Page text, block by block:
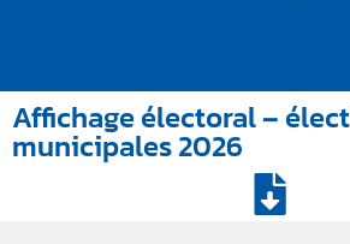
Affichage électoral –
municipales 2026